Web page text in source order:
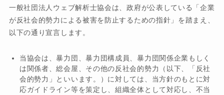
一般社団法人ウェブ解析士協会は、政府が公表している「企業
が反社会的勢力による被害を防止するための指針」を踏まえ、
以下の通り宣言します。
当協会は、暴力団、暴力団構成員、暴力団関係企業もしく
は関係者、総会屋、その他の反社会的勢力（以下、「反社
会的勢力」といいます。）に対しては、当方針のもとに対
応ガイドライン等を策定し、組織全体として対応し、不当